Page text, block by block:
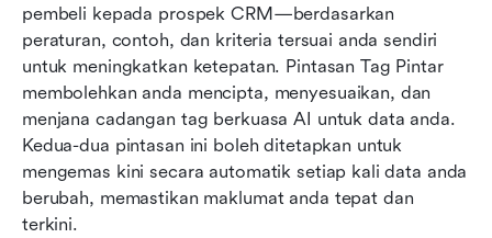
pembeli kepada prospek CRM—berdasarkan
peraturan, contoh, dan kriteria tersuai anda sendiri
untuk meningkatkan ketepatan. Pintasan Tag Pintar
membolehkan anda mencipta, menyesuaikan, dan
menjana cadangan tag berkuasa AI untuk data anda.
Kedua-dua pintasan ini boleh ditetapkan untuk
mengemas kini secara automatik setiap kali data anda
berubah, memastikan maklumat anda tepat dan
terkini.